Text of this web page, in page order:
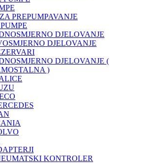
PREPUMPAVANJE
DJELOVANJE
DJELOVANJE
DJELOVANJE (
)
KONTROLER